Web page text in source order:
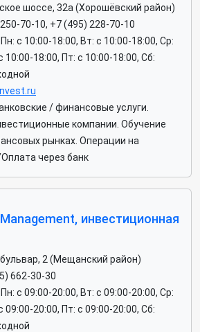
шоссе, 32а (Хорошёвский район)
70-10, +7 (495) 228-70-10
Пн: c 10:00-18:00, Вт: c 10:00-18:00, Ср:
10:00-18:00, Пт: c 10:00-18:00, Сб:
/ финансовые услуги.
компании. Обучение
рынках. Операции на
через банк
инвестиционная
2 (Мещанский район)
662-30-30
Пн: c 09:00-20:00, Вт: c 09:00-20:00, Ср:
09:00-20:00, Пт: c 09:00-20:00, Сб: